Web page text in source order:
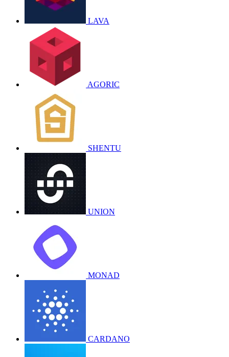
LAVA
AGORIC
SHENTU
UNION
MONAD
CARDANO